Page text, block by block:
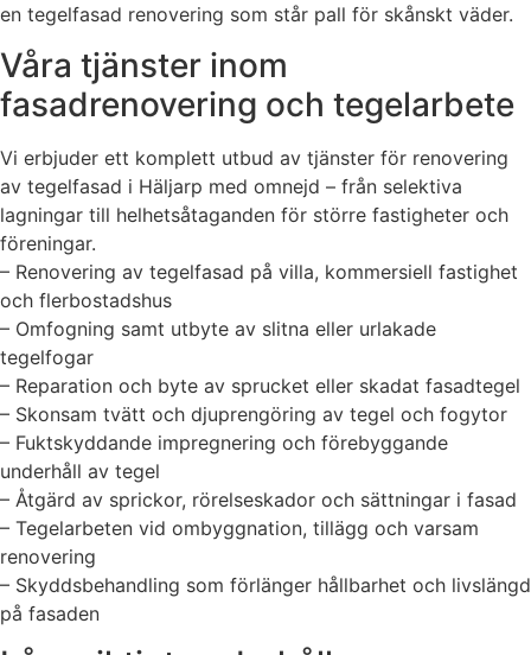
en tegelfasad renovering som står pall för skånskt väder.
Våra tjänster inom
fasadrenovering och tegelarbete
Vi erbjuder ett komplett utbud av tjänster för renovering
av tegelfasad i Häljarp med omnejd – från selektiva
lagningar till helhetsåtaganden för större fastigheter och
föreningar.
– Renovering av tegelfasad på villa, kommersiell fastighet
och flerbostadshus
– Omfogning samt utbyte av slitna eller urlakade
tegelfogar
– Reparation och byte av sprucket eller skadat fasadtegel
– Skonsam tvätt och djuprengöring av tegel och fogytor
– Fuktskyddande impregnering och förebyggande
underhåll av tegel
– Åtgärd av sprickor, rörelseskador och sättningar i fasad
– Tegelarbeten vid ombyggnation, tillägg och varsam
renovering
– Skyddsbehandling som förlänger hållbarhet och livslängd
på fasaden